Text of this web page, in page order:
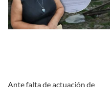
Ante falta de actuación de